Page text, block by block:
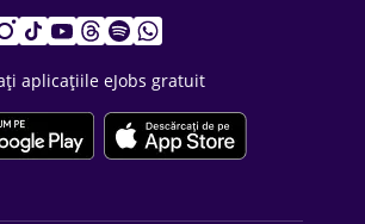
aplicațiile eJobs gratuit